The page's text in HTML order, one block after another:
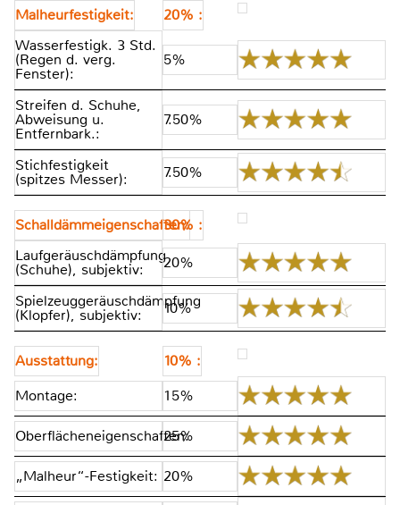
Malheurfestigkeit:
20% :
Wasserfestigk. 3 Std.
(Regen d. verg.
Fenster):
5%
Streifen d. Schuhe,
Abweisung u.
Entfernbark.:
7.50%
Stichfestigkeit
(spitzes Messer): 7.50%
Schalldämmeigenschaften:
30% :
Laufgeräuschdämpfung
(Schuhe), subjektiv: 20%
Spielzeuggeräuschdämpfung
(Klopfer), subjektiv: 10%
Ausstattung:
10% :
Montage:
15%
Oberflächeneigenschaften:
25%
„Malheur“-Festigkeit: 20%